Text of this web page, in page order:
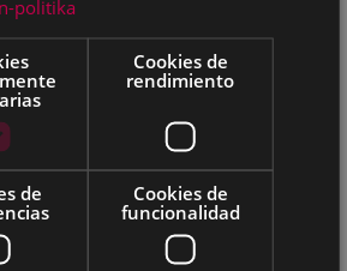
SALA 1 ARETOA
TEATRO - ANTZOKIA
TEATRO - ANTZOKIA
politika
Cookies de
rendimiento
de
Cookies de
funcionalidad